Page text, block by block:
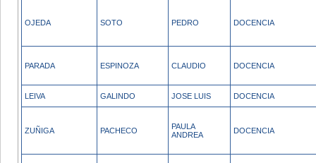
OJEDA SOTO PEDRO DOCENCIA
PARADA ESPINOZA CLAUDIO DOCENCIA
LEIVA GALINDO JOSE LUIS DOCENCIA
ZUÑIGA PACHECO
PAULA
ANDREA
DOCENCIA